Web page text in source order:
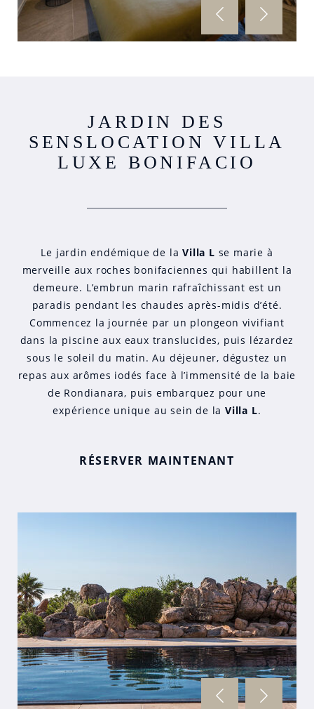
JARDIN DES
SENS LOCATION VILLA
LUXE BONIFACIO
Le jardin endémique de laVilla L se marie à
merveille aux roches bonifaciennes qui habillent la
demeure. L’embrun marin rafraîchissant est un
paradis pendant les chaudes après-midis d’été.
Commencez la journée par un plongeon vivifiant
dans la piscine aux eaux translucides, puis lézardez
sous le soleil du matin. Au déjeuner, dégustez un
repas aux arômes iodés face à l’immensité de la baie
de Rondianara, puis embarquez pour une
expérience unique au sein de laVilla L.
RÉSERVER MAINTENANT